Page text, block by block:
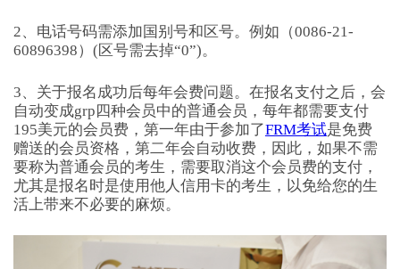
2、电话号码需添加国别号和区号。例如（0086-21-
60896398）(区号需去掉“0”)。
3、关于报名成功后每年会费问题。在报名支付之后，会
自动变成grp四种会员中的普通会员，每年都需要支付
195美元的会员费，第一年由于参加了FRM考试是免费
赠送的会员资格，第二年会自动收费，因此，如果不需
要称为普通会员的考生，需要取消这个会员费的支付，
尤其是报名时是使用他人信用卡的考生，以免给您的生
活上带来不必要的麻烦。